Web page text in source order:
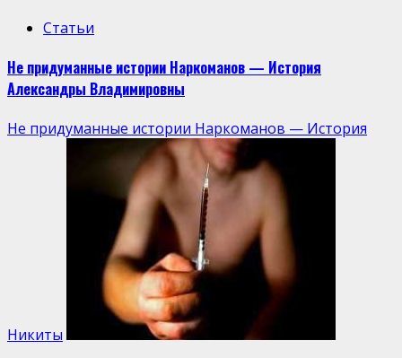
Статьи
Не придуманные истории Наркоманов — История
Александры Владимировны
Не придуманные истории Наркоманов — История
Никиты